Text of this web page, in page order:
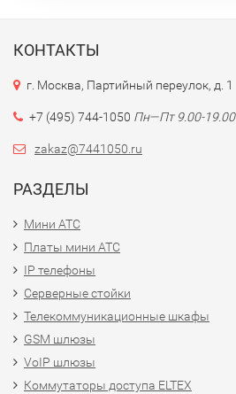
КОНТАКТЫ
г. Москва, Партийный переулок, д. 1
+7 (495) 744-1050 Пн—Пт 9.00-19.00
zakaz@7441050.ru
РАЗДЕЛЫ
Мини АТС
Платы мини АТС
IP телефоны
Серверные стойки
Телекоммуникационные шкафы
GSM шлюзы
VoIP шлюзы
Коммутаторы доступа ELTEX